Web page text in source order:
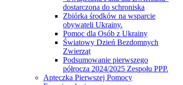
dostarczona do schroniska
Zbiórka środków na wsparcie
obywateli Ukrainy.
Pomoc dla Osób z Ukrainy
Światowy Dzień Bezdomnych
Zwierząt
Podsumowanie pierwszego
półrocza 2024/2025 Zespołu PPP.
Apteczka Pierwszej Pomocy